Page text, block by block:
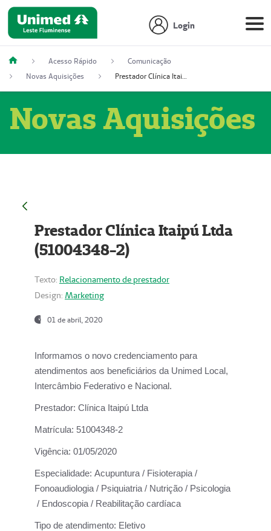
Login
Acesso Rápido
Comunicação
Novas Aquisições
Prestador Clínica Itaipú Ltda (51004348-2)
Novas Aquisições
Prestador Clínica Itaipú Ltda
(51004348-2)
Texto: Relacionamento de prestador
Design: Marketing
01 de abril, 2020
Informamos o novo credenciamento para
atendimentos aos beneficiários da Unimed Local,
Intercâmbio Federativo e Nacional.
Prestador: Clínica Itaipú Ltda
Matrícula: 51004348-2
Vigência: 01/05/2020
Especialidade: Acupuntura / Fisioterapia /
Fonoaudiologia / Psiquiatria / Nutrição / Psicologia
/ Endoscopia / Reabilitação cardíaca
Tipo de atendimento: Eletivo